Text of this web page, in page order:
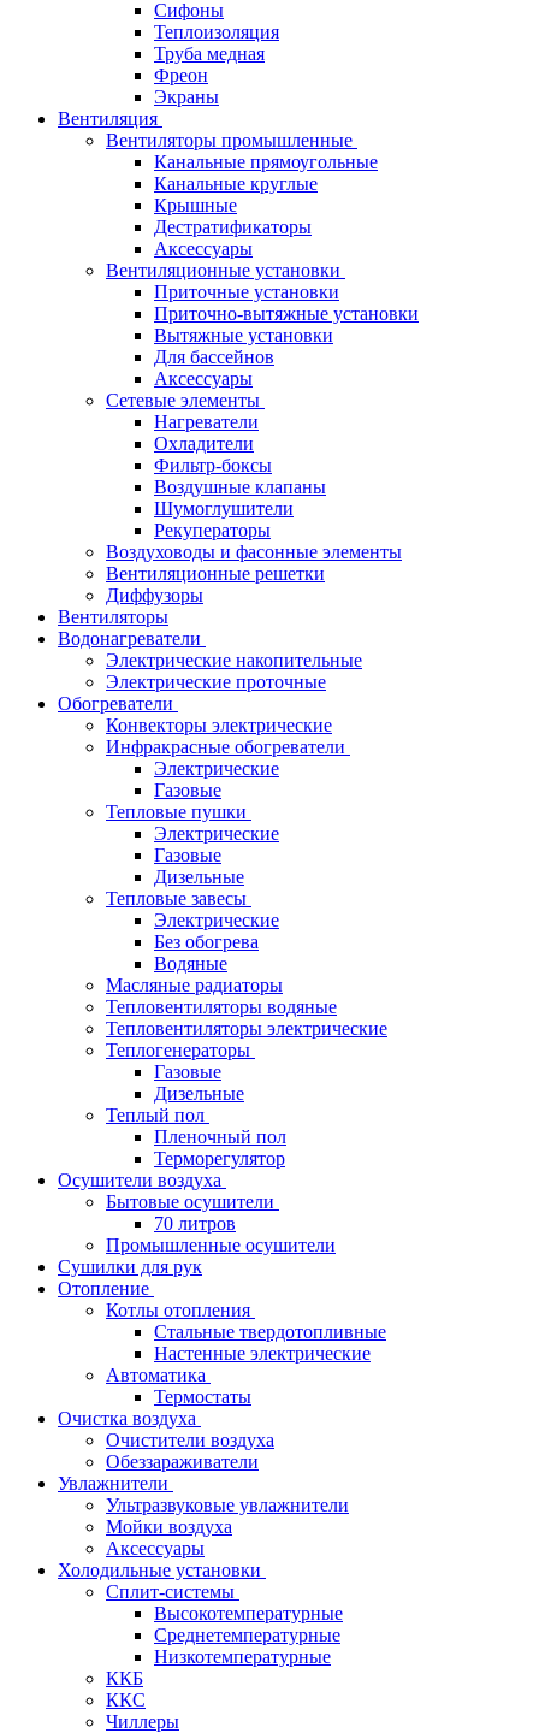
Сифоны
Теплоизоляция
Труба медная
Фреон
Экраны
Вентиляция
Вентиляторы промышленные
Канальные прямоугольные
Канальные круглые
Крышные
Дестратификаторы
Аксессуары
Вентиляционные установки
Приточные установки
Приточно-вытяжные установки
Вытяжные установки
Для бассейнов
Аксессуары
Сетевые элементы
Нагреватели
Охладители
Фильтр-боксы
Воздушные клапаны
Шумоглушители
Рекуператоры
Воздуховоды и фасонные элементы
Вентиляционные решетки
Диффузоры
Вентиляторы
Водонагреватели
Электрические накопительные
Электрические проточные
Обогреватели
Конвекторы электрические
Инфракрасные обогреватели
Электрические
Газовые
Тепловые пушки
Электрические
Газовые
Дизельные
Тепловые завесы
Электрические
Без обогрева
Водяные
Масляные радиаторы
Тепловентиляторы водяные
Тепловентиляторы электрические
Теплогенераторы
Газовые
Дизельные
Теплый пол
Пленочный пол
Терморегулятор
Осушители воздуха
Бытовые осушители
70 литров
Промышленные осушители
Сушилки для рук
Отопление
Котлы отопления
Стальные твердотопливные
Настенные электрические
Автоматика
Термостаты
Очистка воздуха
Очистители воздуха
Обеззараживатели
Увлажнители
Ультразвуковые увлажнители
Мойки воздуха
Аксессуары
Холодильные установки
Сплит-системы
Высокотемпературные
Среднетемпературные
Низкотемпературные
ККБ
ККС
Чиллеры